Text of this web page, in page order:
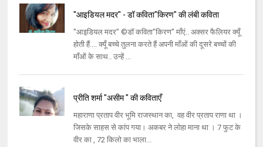
"आइडियल मदर" - डॉ कविता"किरण" की लंबी कविता
"आइडियल मदर" ©डॉ कविता"किरण" माँएं.. अक्सर फैलियर क्यूँ
होती हैं.... क्यूँ बच्चे तुलना करते हैं अपनी माँओं की दूसरे बच्चों की
माँओं के साथ.. उन्हें ...
प्रीति शर्मा "असीम " की कविताएँ
महाराणा प्रताप वीर भूमि राजस्थान का, वह वीर प्रताप राणा था ।
जिसके साहस से कांप गया। अकबर ने लोहा माना था । 7 फुट के
वीर का , 72 किलो का भाला...